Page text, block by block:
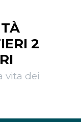
2
vita dei